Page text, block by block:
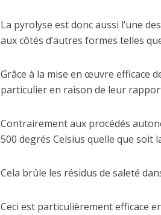
La pyrolyse est donc aussi l’une
aux côtés d’autres formes telles
Grâce à la mise en œuvre efficace
particulier en raison de leur
Contrairement aux procédés
500 degrés Celsius quelle que soit
Cela brûle les résidus de saleté
Ceci est particulièrement efficace